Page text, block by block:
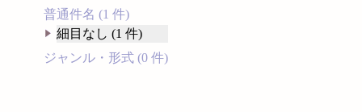
普通件名 (1 件)
細目なし (1 件)
ジャンル・形式 (0 件)